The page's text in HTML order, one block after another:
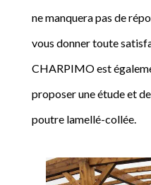
ne manquera pas de
vous donner toute
CHARPIMO est
proposer une étude et
poutre lamellé-collée.